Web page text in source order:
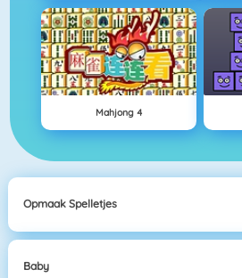
Mahjong 4
Opmaak Spelletjes
Baby